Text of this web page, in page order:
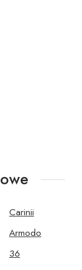
Carinii
Armodo
36